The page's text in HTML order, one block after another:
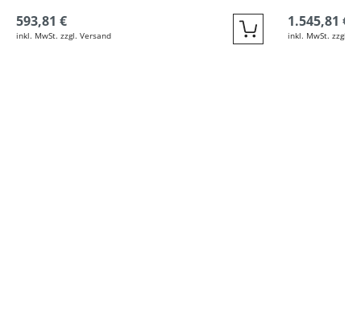
593,81 €
inkl. MwSt. zzgl. Versand Quickbuy
1.545,81 €
inkl. MwSt. zzgl.